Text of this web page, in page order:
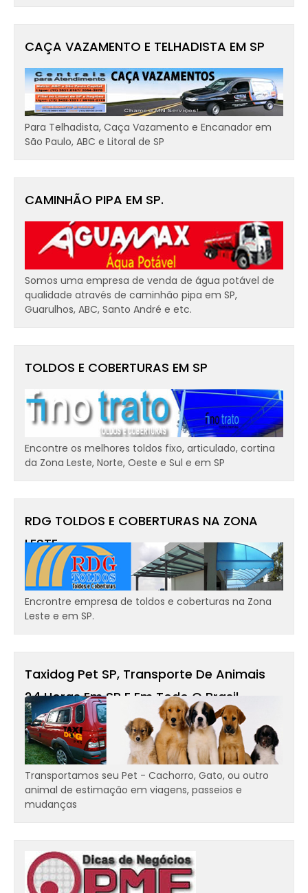
CAÇA VAZAMENTO E TELHADISTA EM SP
Para Telhadista, Caça Vazamento e Encanador em
São Paulo, ABC e Litoral de SP
CAMINHÃO PIPA EM SP.
Somos uma empresa de venda de água potável de
qualidade através de caminhão pipa em SP,
Guarulhos, ABC, Santo André e etc.
TOLDOS E COBERTURAS EM SP
Encontre os melhores toldos fixo, articulado, cortina
da Zona Leste, Norte, Oeste e Sul e em SP
RDG TOLDOS E COBERTURAS NA ZONA
LESTE
Encrontre empresa de toldos e coberturas na Zona
Leste e em SP.
Taxidog Pet SP, Transporte De Animais
24 Horas Em SP E Em Todo O Brasil -
Transportamos Cães, Gatos
Transportamos seu Pet - Cachorro, Gato, ou outro
animal de estimação em viagens, passeios e
mudanças